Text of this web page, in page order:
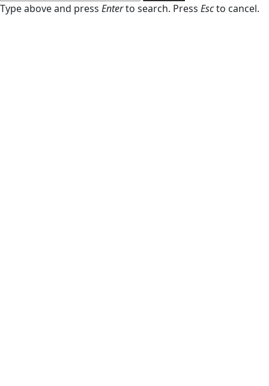
Type above and press Enterto search. Press Escto cancel.